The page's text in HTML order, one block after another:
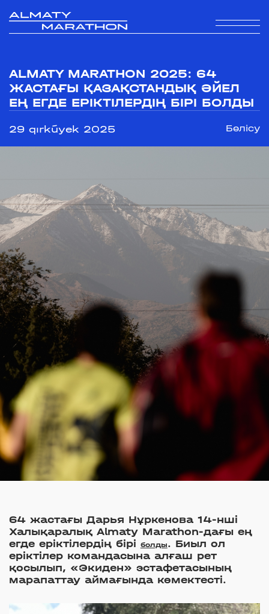
ALMATY MARATHON 2025: 64
ЖАСТАҒЫ ҚАЗАҚСТАНДЫҚ ӘЙЕЛ
ЕҢ ЕГДЕ ЕРІКТІЛЕРДІҢ БІРІ БОЛДЫ
29 qırkúyek 2025 Бөлісу
64 жастағы Дарья Нұркенова 14-нші
Халықаралық Almaty Marathon-дағы ең
егде еріктілердің бірі болды. Биыл ол
еріктілер командасына алғаш рет
қосылып, «Экиден» эстафетасының
марапаттау аймағында көмектесті.